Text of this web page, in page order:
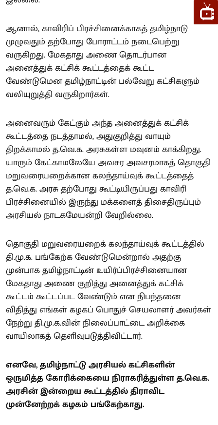
ஆனால், காவிரிப் பிரச்சினைக்காகத் தமிழ்நாடு
முழுவதும் தற்போது போராட்டம் நடைபெற்று
வருகிறது. மேகதாது அணை தொடர்பான
அனைத்துக் கட்சிக் கூட்டத்தைக் கூட்ட
வேண்டுமென தமிழ்நாட்டின் பல்வேறு கட்சிகளும்
வலியுறுத்தி வருகிறார்கள்.
அனைவரும் கேட்கும் அந்த அனைத்துக் கட்சிக்
கூட்டத்தை நடத்தாமல், அதுகுறித்து வாயும்
திறக்காமல் த.வெ.க. அரசுகள்ள மவுனம் காக்கிறது.
யாரும் கேட்காமலேயே அவசர அவசரமாகத் தொகுதி
மறுவரையறைக்கான கலந்தாய்வுக் கூட்டத்தைத்
த.வெ.க. அரசு தற்போது கூட்டியிருப்பது காவிரி
பிரச்சினையில் இருந்து மக்களைத் திசைதிருப்பும்
அரசியல் நாடகமேயன்றி வேறில்லை.
தொகுதி மறுவரையறைக் கலந்தாய்வுக் கூட்டத்தில்
தி.மு.க. பங்கேற்க வேண்டுமென்றால் அதற்கு
முன்பாக தமிழ்நாட்டின் உயிர்ப்பிரச்சினையான
மேகதாது அணை குறித்து அனைத்துக் கட்சிக்
கூட்டம் கூட்டப்பட வேண்டும் என நிபந்தனை
விதித்து எங்கள் கழகப் பொதுச் செயலாளர் அவர்கள்
நேற்று தி.மு.க.வின் நிலைப்பாட்டை அறிக்கை
வாயிலாகத் தெளிவுபடுத்திவிட்டார்.
எனவே, தமிழ்நாட்டு அரசியல் கட்சிகளின்
ஒருமித்த கோரிக்கையை நிராகரித்துள்ள த.வெ.க.
அரசின் இன்றைய கூட்டத்தில் திராவிட
முன்னேற்றக் கழகம் பங்கேற்காது.